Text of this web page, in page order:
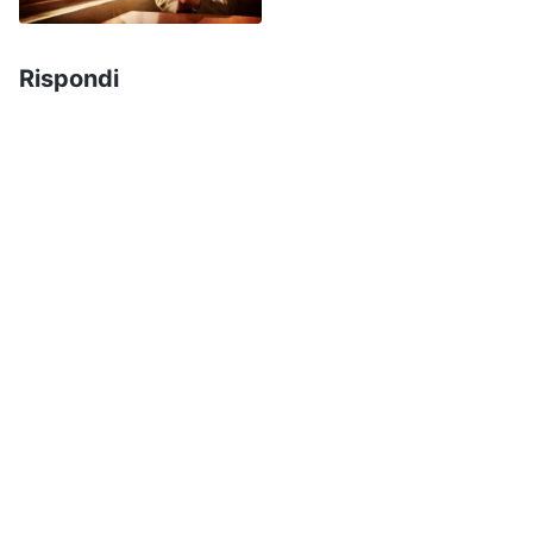
persecuzione ad opera del Partito comunista e
ritardato il mio dovere. Perfino in questi anni di
Rispondi